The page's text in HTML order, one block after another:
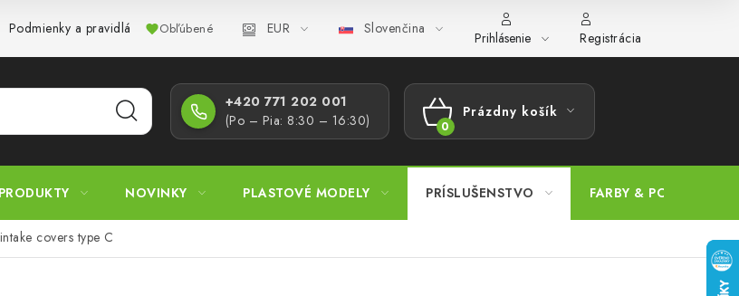
Podmienky a pravidlá Zásady ochrany osobných údajov Postup pri podávaní sťažností Veľkoobchod
Obľúbené EUR Slovenčina
Prihlásenie Registrácia
+420 771 202 001​
(Po – Pia: 8:30 – 16:30)
NÁKUPNÝ
Prázdny košík
NOVINKY PLASTOVÉ MODELY PRÍSLUŠENSTVO FARBY & POMÔCKY
covers type C